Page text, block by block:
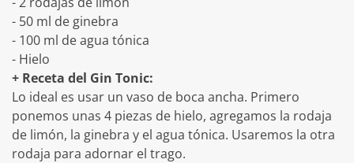
- 50 ml de ginebra
- 100 ml de agua tónica
- Hielo
+ Receta del Gin Tonic:
Lo ideal es usar un vaso de boca ancha. Primero
ponemos unas 4 piezas de hielo, agregamos la rodaja
de limón, la ginebra y el agua tónica. Usaremos la otra
rodaja para adornar el trago.